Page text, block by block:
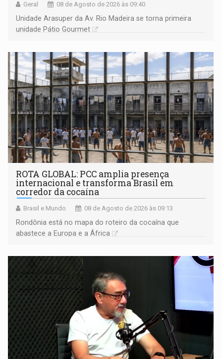
Geral 08 de Agosto de 2026 às 09:40
Unidade Arasuper da Av. Rio Madeira se torna primeira
unidade Pátio Gourmet
ROTA GLOBAL: PCC amplia presença
internacional e transforma Brasil em
corredor da cocaína
Brasil e Mundo 08 de Agosto de 2026 às 09:13
Rondônia está no mapa do roteiro da cocaína que
abastece a Europa e a África